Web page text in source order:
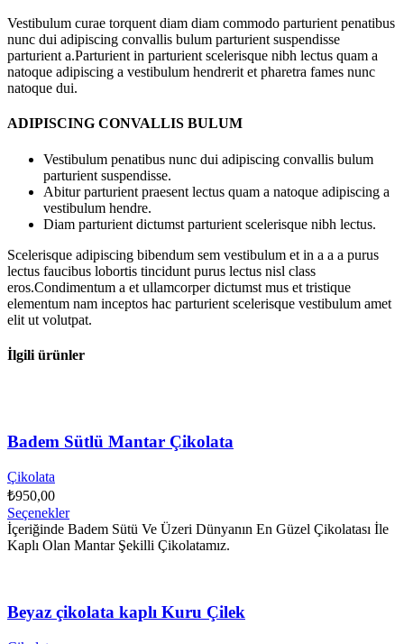
Vestibulum curae torquent diam diam commodo parturient penatibus
nunc dui adipiscing convallis bulum parturient suspendisse
parturient a.Parturient in parturient scelerisque nibh lectus quam a
natoque adipiscing a vestibulum hendrerit et pharetra fames nunc
natoque dui.
ADIPISCING CONVALLIS BULUM
Vestibulum penatibus nunc dui adipiscing convallis bulum
parturient suspendisse.
Abitur parturient praesent lectus quam a natoque adipiscing a
vestibulum hendre.
Diam parturient dictumst parturient scelerisque nibh lectus.
Scelerisque adipiscing bibendum sem vestibulum et in a a a purus
lectus faucibus lobortis tincidunt purus lectus nisl class
eros.Condimentum a et ullamcorper dictumst mus et tristique
elementum nam inceptos hac parturient scelerisque vestibulum amet
elit ut volutpat.
İlgili ürünler
Badem Sütlü Mantar Çikolata
Çikolata
₺950,00
Seçenekler
İçeriğinde Badem Sütü Ve Üzeri Dünyanın En Güzel Çikolatası İle
Kaplı Olan Mantar Şekilli Çikolatamız.
Beyaz çikolata kaplı Kuru Çilek